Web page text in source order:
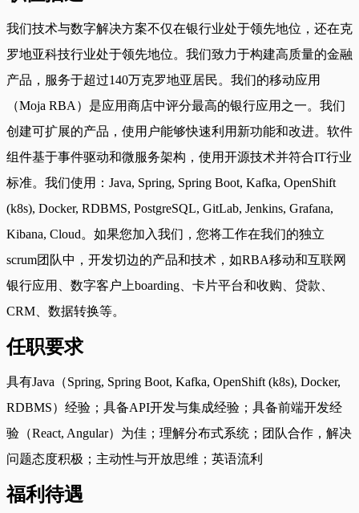
我们技术与数字解决方案不仅在银行业处于领先地位，还在克
罗地亚科技行业处于领先地位。我们致力于构建高质量的金融
产品，服务于超过140万克罗地亚居民。我们的移动应用
（Moja RBA）是应用商店中评分最高的银行应用之一。我们
创建可扩展的产品，使用户能够快速利用新功能和改进。软件
组件基于事件驱动和微服务架构，使用开源技术并符合IT行业
标准。我们使用：Java, Spring, Spring Boot, Kafka, OpenShift
(k8s), Docker, RDBMS, PostgreSQL, GitLab, Jenkins, Grafana,
Kibana, Cloud。如果您加入我们，您将工作在我们的独立
scrum团队中，开发切边的产品和技术，如RBA移动和互联网
银行应用、数字客户上boarding、卡片平台和收购、贷款、
CRM、数据转换等。
任职要求
具有Java（Spring, Spring Boot, Kafka, OpenShift (k8s), Docker,
RDBMS）经验；具备API开发与集成经验；具备前端开发经
验（React, Angular）为佳；理解分布式系统；团队合作，解决
问题态度积极；主动性与开放思维；英语流利
福利待遇